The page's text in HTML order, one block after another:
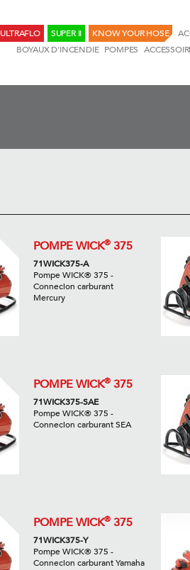
ULTRAFLO SUPER II KNOW YOUR HOSE
BOYAUX D'INCENDIE POMPES
POMPE WICK®375
71WICK375-A
Pompe WICK® 375 -
Connecion carburant
Mercury
POMPE WICK®375
71WICK375-SAE
Pompe WICK® 375 -
Connecion carburant SEA
POMPE WICK®375
71WICK375-Y
Pompe WICK® 375 -
Connecion carburant Yamaha